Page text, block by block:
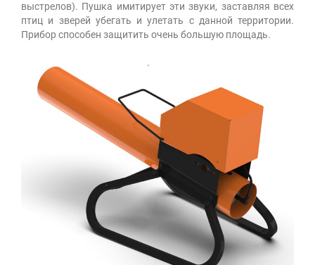
выстрелов). Пушка имитирует эти звуки, заставляя всех
птиц и зверей убегать и улетать с данной территории.
Прибор способен защитить очень большую площадь.